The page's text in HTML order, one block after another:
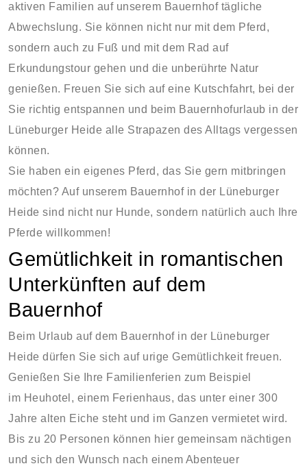
aktiven Familien auf unserem Bauernhof tägliche
Abwechslung. Sie können nicht nur mit dem Pferd,
sondern auch zu Fuß und mit dem Rad auf
Erkundungstour gehen und die unberührte Natur
genießen. Freuen Sie sich auf eine Kutschfahrt, bei der
Sie richtig entspannen und beim Bauernhofurlaub in der
Lüneburger Heide alle Strapazen des Alltags vergessen
können.
Sie haben ein eigenes Pferd, das Sie gern mitbringen
möchten? Auf unserem Bauernhof in der Lüneburger
Heide sind nicht nur Hunde, sondern natürlich auch Ihre
Pferde willkommen!
Gemütlichkeit in romantischen
Unterkünften auf dem
Bauernhof
Beim Urlaub auf dem Bauernhof in der Lüneburger
Heide dürfen Sie sich auf urige Gemütlichkeit freuen.
Genießen Sie Ihre Familienferien zum Beispiel
im Heuhotel, einem Ferienhaus, das unter einer 300
Jahre alten Eiche steht und im Ganzen vermietet wird.
Bis zu 20 Personen können hier gemeinsam nächtigen
und sich den Wunsch nach einem Abenteuer